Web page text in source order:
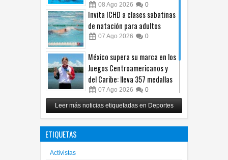
08 Ago 2026 0
Invita ICHD a clases sabatinas
de natación para adultos
07 Ago 2026 0
México supera su marca en los
Juegos Centroamericanos y
del Caribe: lleva 357 medallas
07 Ago 2026 0
Canaco Run 2026 llevará la
tradición del Día de Muertos a
la pista de carreras
Leer más noticias etiquetadas en Deportes
ETIQUETAS
Activistas